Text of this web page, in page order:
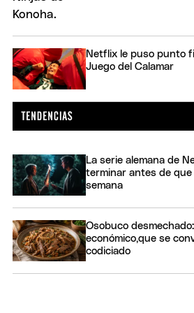
Netflix le puso punto
Juego del Calamar
La serie alemana de
terminar antes de
semana
Osobuco
económico,que se
codiciado